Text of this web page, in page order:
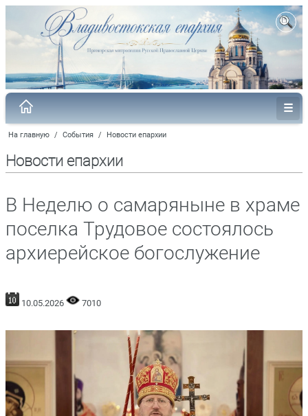
На главную / События / Новости епархии
Новости епархии
В Неделю о самаряныне в храме
поселка Трудовое состоялось
архиерейское богослужение
10.05.2026 7010